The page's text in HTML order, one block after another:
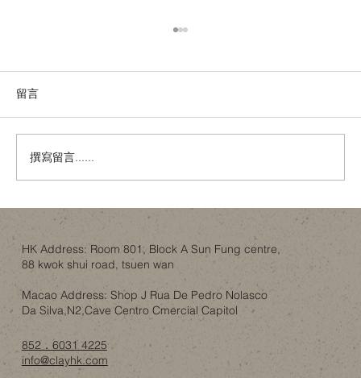
唔使去Idaho！香港樓底8呎都可以有「可開
留言
撰寫留言......
HK Address: Room 801, Block A Sun Fung centre,
88 kwok shui road, tsuen wan
Macao Address: Shop J Rua De Pedro Nolasco
Da Silva,N2,Cave Centro Cmercial Capitol
852．6031 4225
info@clayhk.com